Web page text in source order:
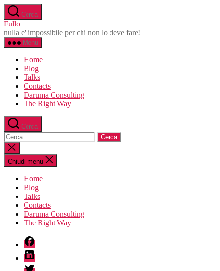
Salta
al
contenuto
Cerca
Fullo
nulla e' impossibile per chi non lo deve fare!
Menu
Home
Blog
Talks
Contacts
Daruma Consulting
The Right Way
Cerca
Cerca:
Chiudi
la
ricerca
Chiudi menu
Home
Blog
Talks
Contacts
Daruma Consulting
The Right Way
fb
linkedin
twitter